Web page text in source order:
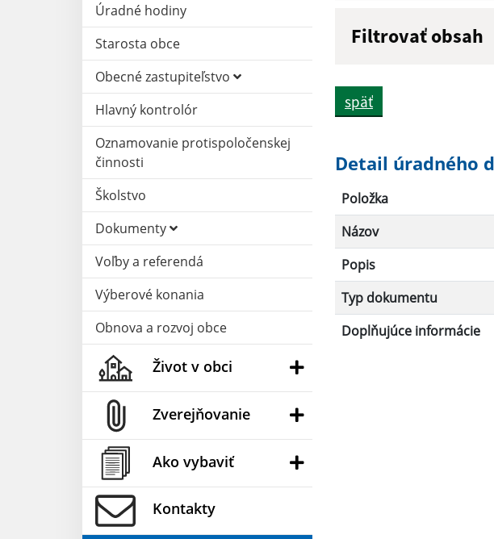
Úradné hodiny
Starosta obce
Obecné zastupiteľstvo
Hlavný kontrolór
Oznamovanie protispoločenskej
činnosti
Školstvo
Dokumenty
Voľby a referendá
Výberové konania
Obnova a rozvoj obce
Život v obci
Zverejňovanie
Ako vybaviť
Kontakty
Filtrovať obsah
Filtrovať
späť
Detail úradného
Položka
Názov
Popis
Typ dokumentu
Doplňujúce informácie